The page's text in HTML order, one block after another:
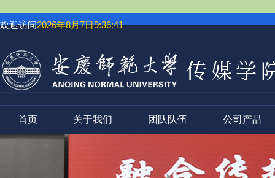
欢迎访问2026年8月7日9:36:42
首页 关于我们 团队队伍 公司产品